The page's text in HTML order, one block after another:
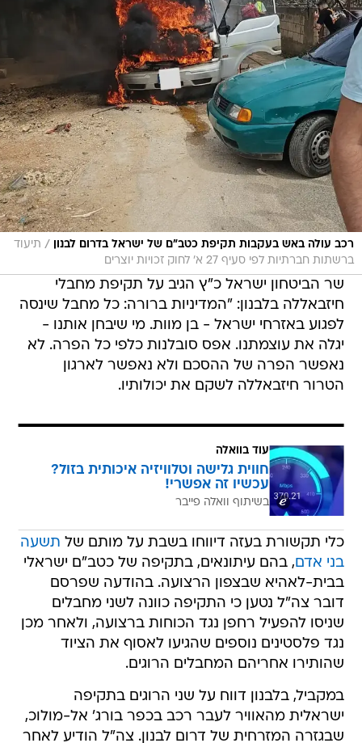
רכב עולה באש בעקבות תקיפת כטב"ם של ישראל בדרום לבנון / תיעוד
ברשתות חברתיות לפי סעיף 27 א' לחוק זכויות יוצרים
שר הביטחון ישראל כ"ץ הגיב על תקיפת מחבלי
חיזבאללה בלבנון: "המדיניות ברורה: כל מחבל שינסה
לפגוע באזרחי ישראל - בן מוות. מי שיבחן אותנו -
יגלה את עוצמתנו. אפס סובלנות כלפי כל הפרה. לא
נאפשר הפרה של ההסכם ולא נאפשר לארגון
הטרור חיזבאללה לשקם את יכולותיו.
עוד בוואלה
חווית גלישה וטלוויזיה איכותית בזול?
עכשיו זה אפשרי!
בשיתוף וואלה פייבר
כלי תקשורת בעזה דיווחו בשבת על מותם של תשעה
בני אדם, בהם עיתונאים, בתקיפה של כטב"ם ישראלי
בבית-לאהיא שבצפון הרצועה. בהודעה שפרסם
דובר צה"ל נטען כי התקיפה כוונה לשני מחבלים
שניסו להפעיל רחפן נגד הכוחות ברצועה, ולאחר מכן
נגד פלסטינים נוספים שהגיעו לאסוף את הציוד
שהותירו אחריהם המחבלים הרוגים.
במקביל, בלבנון דווח על שני הרוגים בתקיפה
ישראלית מהאוויר לעבר רכב בכפר בורג' אל-מולוכ,
שבגזרה המזרחית של דרום לבנון. צה"ל הודיע לאחר